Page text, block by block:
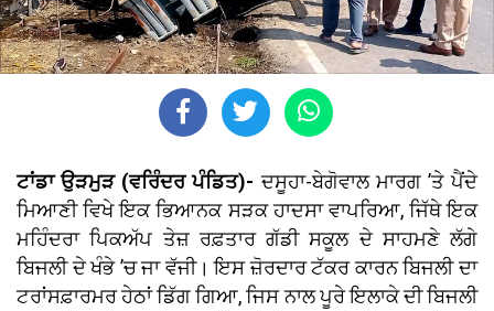
ਟਾਂਡਾ ਉੜਮੁੜ (ਵਰਿੰਦਰ ਪੰਡਿਤ)- ਦਸੂਹਾ-ਬੇਗੋਵਾਲ ਮਾਰਗ ’ਤੇ ਪੈਂਦੇ
ਮਿਆਣੀ ਵਿਖੇ ਇਕ ਭਿਆਨਕ ਸੜਕ ਹਾਦਸਾ ਵਾਪਰਿਆ, ਜਿੱਥੇ ਇਕ
ਮਹਿੰਦਰਾ ਪਿਕਅੱਪ ਤੇਜ਼ ਰਫ਼ਤਾਰ ਗੱਡੀ ਸਕੂਲ ਦੇ ਸਾਹਮਣੇ ਲੱਗੇ
ਬਿਜਲੀ ਦੇ ਖੰਭੇ ’ਚ ਜਾ ਵੱਜੀ। ਇਸ ਜ਼ੋਰਦਾਰ ਟੱਕਰ ਕਾਰਨ ਬਿਜਲੀ ਦਾ
ਟਰਾਂਸਫ਼ਾਰਮਰ ਹੇਠਾਂ ਡਿੱਗ ਗਿਆ, ਜਿਸ ਨਾਲ ਪੂਰੇ ਇਲਾਕੇ ਦੀ ਬਿਜਲੀ